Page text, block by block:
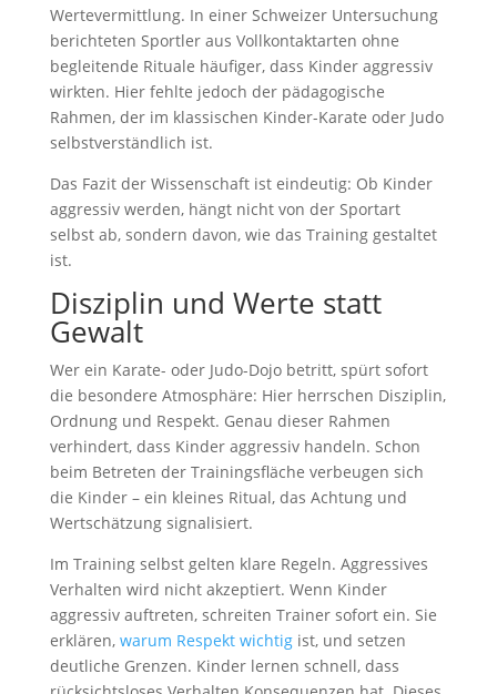
Wertevermittlung. In einer Schweizer Untersuchung
berichteten Sportler aus Vollkontaktarten ohne
begleitende Rituale häufiger, dass Kinder aggressiv
wirkten. Hier fehlte jedoch der pädagogische
Rahmen, der im klassischen Kinder-Karate oder Judo
selbstverständlich ist.
Das Fazit der Wissenschaft ist eindeutig: Ob Kinder
aggressiv werden, hängt nicht von der Sportart
selbst ab, sondern davon, wie das Training gestaltet
ist.
Disziplin und Werte statt
Gewalt
Wer ein Karate- oder Judo-Dojo betritt, spürt sofort
die besondere Atmosphäre: Hier herrschen Disziplin,
Ordnung und Respekt. Genau dieser Rahmen
verhindert, dass Kinder aggressiv handeln. Schon
beim Betreten der Trainingsfläche verbeugen sich
die Kinder – ein kleines Ritual, das Achtung und
Wertschätzung signalisiert.
Im Training selbst gelten klare Regeln. Aggressives
Verhalten wird nicht akzeptiert. Wenn Kinder
aggressiv auftreten, schreiten Trainer sofort ein. Sie
erklären, warum Respekt wichtigist, und setzen
deutliche Grenzen. Kinder lernen schnell, dass